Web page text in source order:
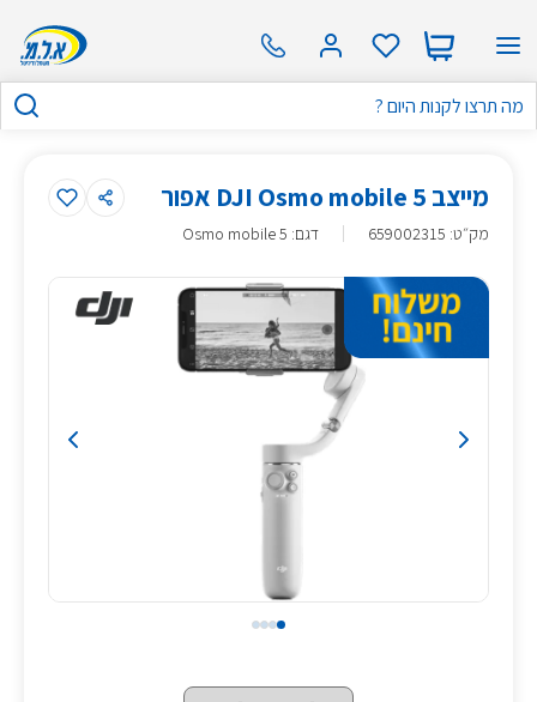
מייצב DJI Osmo mobile 5 אפור
מק״ט:
659002315 דגם: Osmo mobile 5